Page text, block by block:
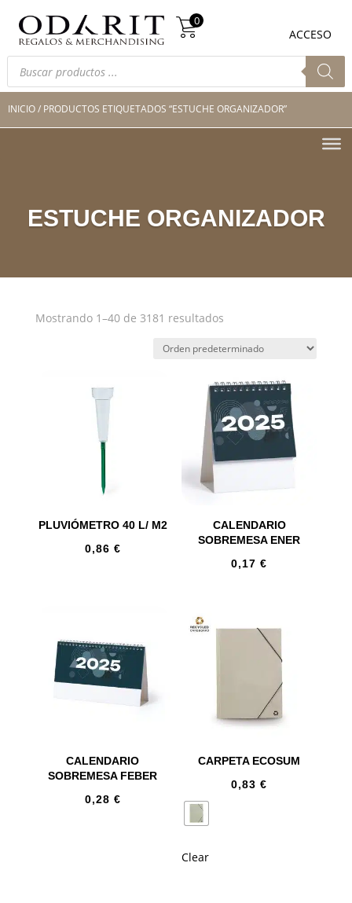
Búsqueda
de
productos
0
ACCESO
0
Búsqueda
productos
INICIO/ PRODUCTOS ETIQUETADOS “ESTUCHE ORGANIZADOR”
ESTUCHE ORGANIZADOR
Mostrando 1–40 de 3181 resultados
PLUVIÓMETRO 40 L/ M2
0,86 €
CALENDARIO
SOBREMESA ENER
0,17€
CALENDARIO
SOBREMESA FEBER
0,28 €
CARPETA ECOSUM
0,83€
Clear